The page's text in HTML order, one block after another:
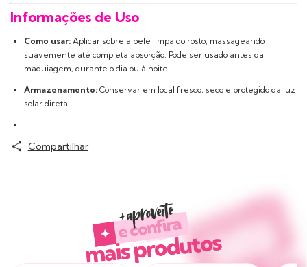
Informações de Uso
Como usar: Aplicar sobre a pele limpa do rosto, massageando
suavemente até completa absorção. Pode ser usado antes da
maquiagem, durante o dia ou à noite.
Armazenamento: Conservar em local fresco, seco e protegido da luz
solar direta.
Compartilhar
Produtos similares